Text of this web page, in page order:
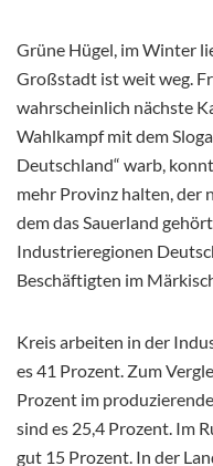
Grüne Hügel, im Winter
Großstadt ist weit weg.
wahrscheinlich nächste
Wahlkampf mit dem
Deutschland“ warb,
mehr Provinz halten, der
dem das Sauerland
Industrieregionen
Beschäftigten im
Kreis arbeiten in der
es 41 Prozent. Zum
Prozent im
sind es 25,4 Prozent. Im
gut 15 Prozent. In der